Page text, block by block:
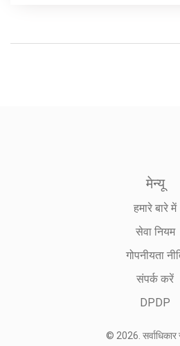
मेन्यू
हमारे बारे में
सेवा नियम
गोपनीयता
संपर्क करें
DPDP
© 2026. सर्वाधिकार